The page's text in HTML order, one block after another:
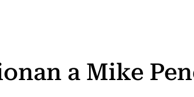
a Mike